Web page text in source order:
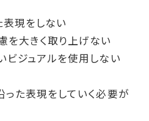
現をしない
を大きく取り上げない
ジュアルを使用しない
った表現をしていく必要が